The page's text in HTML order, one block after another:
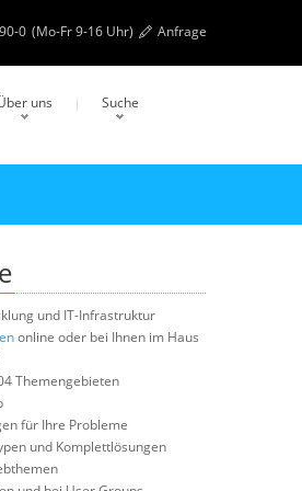
0 (Mo-Fr 9-16 Uhr) Anfrage
uns Suche
und IT-Infrastruktur
online oder bei Ihnen im Haus
Themengebieten
für Ihre Probleme
und Komplettlösungen